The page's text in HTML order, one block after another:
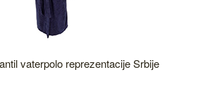
vaterpolo reprezentacije Srbije